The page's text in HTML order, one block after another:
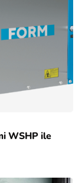
WSHP ile